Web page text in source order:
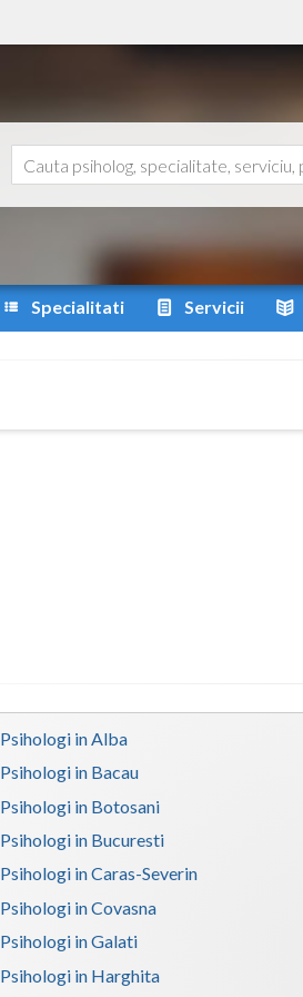
Specialitati Servicii
Psihologi in Alba
Psihologi in Bacau
Psihologi in Botosani
Psihologi in Bucuresti
Psihologi in Caras-Severin
Psihologi in Covasna
Psihologi in Galati
Psihologi in Harghita